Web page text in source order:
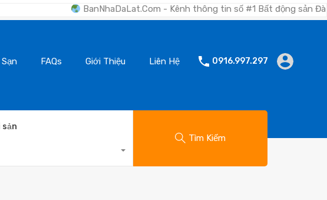
BanNhaDaLat.Com - Kênh thông tin số #1 Bất động sản Đà Lạt "Nơi
FAQs Giới Thiệu Liên Hệ 0916.997.297
sản
Tìm Kiếm